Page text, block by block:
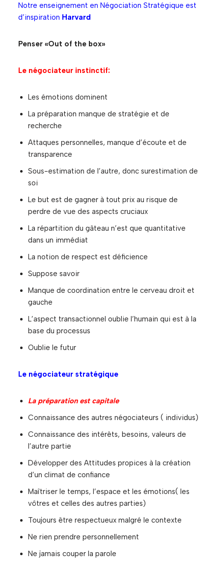
Notre enseignement en Négociation Stratégique est
d’inspiration Harvard
Penser «Out of the box»
Le négociateur instinctif:
Les émotions dominent
La préparation manque de stratégie et de
recherche
Attaques personnelles, manque d’écoute et de
transparence
Sous-estimation de l’autre, donc surestimation de
soi
Le but est de gagner à tout prix au risque de
perdre de vue des aspects cruciaux
La répartition du gâteau n’est que quantitative
dans un immédiat
La notion de respect est déficience
Suppose savoir
Manque de coordination entre le cerveau droit et
gauche
L’aspect transactionnel oublie l’humain qui est à la
base du processus
Oublie le futur
Le négociateur stratégique
La préparation est capitale
Connaissance des autres négociateurs ( individus)
Connaissance des intérêts, besoins, valeurs de
l’autre partie
Développer des Attitudes propices à la création
d’un climat de confiance
Maîtriser le temps, l’espace et les émotions( les
vôtres et celles des autres parties)
Toujours être respectueux malgré le contexte
Ne rien prendre personnellement
Ne jamais couper la parole